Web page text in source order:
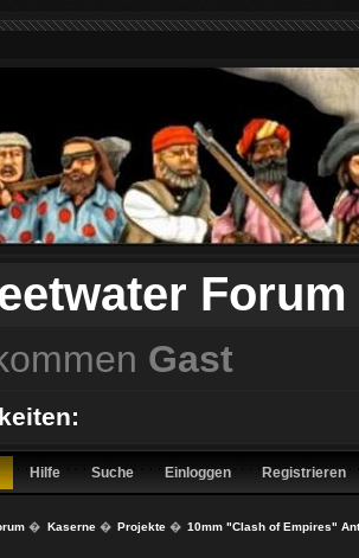
Forum
Gast
Hilfe Suche Einloggen Registrieren
� Kaserne� Projekte� 10mm "Clash of Empires"